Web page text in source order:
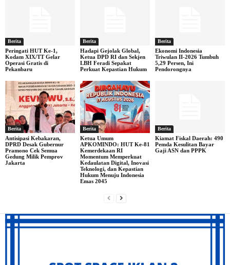
Berita
Peringati HUT Ke-1,
Kodam XIX/TT Gelar
Operasi Gratis di
Pekanbaru
Berita
Hadapi Gejolak Global,
Ketua DPD RI dan Sekjen
LBH Feradi Sepakat
Perkuat Kepastian Hukum
Berita
Ekonomi Indonesia
Triwulan II-2026 Tumbuh
5,29 Persen, Ini
Pendorongnya
Berita
Antisipasi Kebakaran,
DPRD Desak Gubernur
Pramono Cek Semua
Gedung Milik Pemprov
Jakarta
Berita
Ketua Umum
APKOMINDO: HUT Ke-81
Kemerdekaan RI
Momentum Memperkuat
Kedaulatan Digital, Inovasi
Teknologi, dan Kepastian
Hukum Menuju Indonesia
Emas 2045
Berita
Kiamat Fiskal Daerah: 490
Pemda Kesulitan Bayar
Gaji ASN dan PPPK